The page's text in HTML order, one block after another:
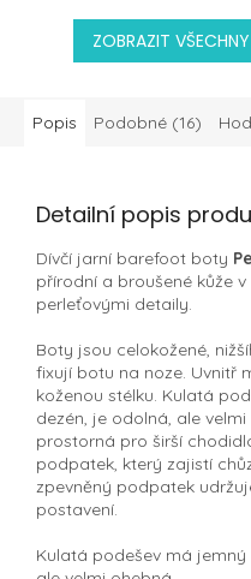
ZOBRAZIT
Popis Podobné (16)
Detailní popis
Dívčí jarní barefoot boty
přírodní a broušené kůže
perleťovými detaily.
Boty jsou celokožené, ni
fixují botu na noze. Uvnitř
koženou stélku. Kulatá
dezén, je odolná, ale
prostorná pro širší
podpatek, který zajistí
zpevněný podpatek
postavení.
Kulatá podešev má